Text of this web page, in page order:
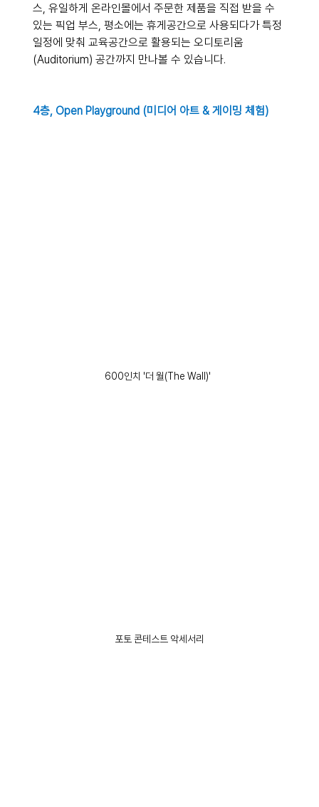
스, 유일하게 온라인몰에서 주문한 제품을 직접 받을 수
있는 픽업 부스, 평소에는 휴게공간으로 사용되다가 특정
일정에 맞춰 교육공간으로 활용되는 오디토리움
(Auditorium) 공간까지 만나볼 수 있습니다.
4층, Open Playground (미디어 아트 & 게이밍 체험)
600인치 '더 월(The Wall)'
포토 콘테스트 악세서리